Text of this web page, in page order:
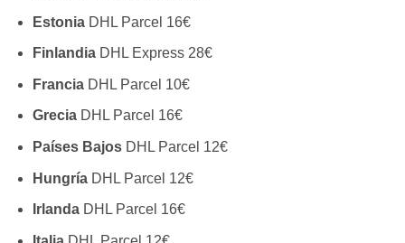
EstoniaDHL Parcel 16€
FinlandiaDHL Express 28€
FranciaDHL Parcel 10€
GreciaDHL Parcel 16€
Países BajosDHL Parcel 12€
HungríaDHL Parcel 12€
IrlandaDHL Parcel 16€